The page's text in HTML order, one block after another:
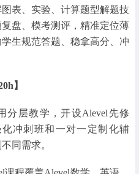
表、实验、计算题型解题技
盘、模考测评，精准定位薄
生规范答题、稳拿高分、冲
】
分层教学，开设Alevel先修
冲刺班和一对一定制化辅
同需求。